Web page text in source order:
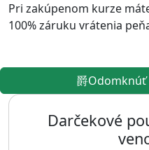
Pri zakúpenom kurze
100% záruku vrátenia
Odomknúť
Darčekové